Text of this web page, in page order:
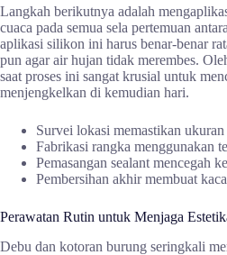
Langkah berikutnya adalah
cuaca pada semua sela pertemuan
aplikasi silikon ini harus benar-benar
pun agar air hujan tidak merembes.
saat proses ini sangat krusial untuk
menjengkelkan di kemudian hari.
Survei lokasi memastikan
Fabrikasi rangka menggunakan
Pemasangan sealant mencegah
Pembersihan akhir membuat
Perawatan Rutin untuk Menjaga
Debu dan kotoran burung seringkali